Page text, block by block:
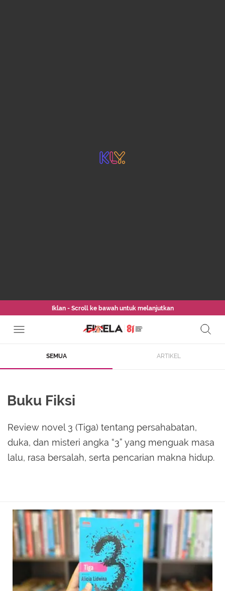
Iklan - Scroll ke bawah untuk melanjutkan
SEMUA ARTIKEL
Buku Fiksi
Review novel 3 (Tiga) tentang persahabatan,
duka, dan misteri angka “3” yang menguak masa
lalu, rasa bersalah, serta pencarian makna hidup.